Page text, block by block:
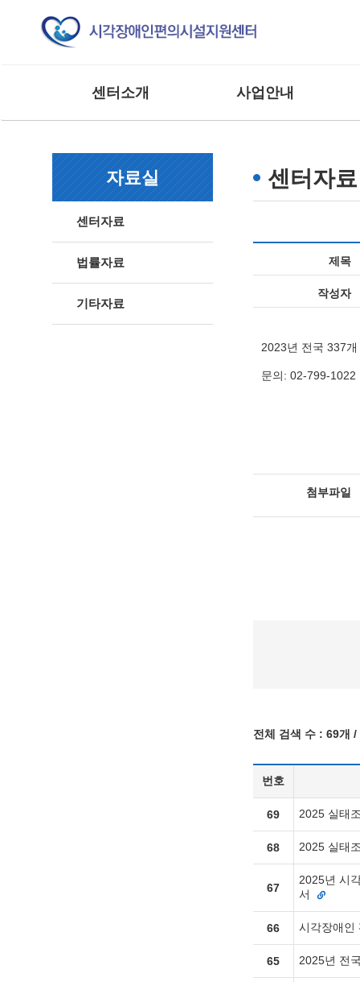
센터소개
조직도
연혁
사업 및 행사
사업안내
모니터링 사업
연구 및 제도개선사업
기타 외부 용역 사업
자료실
센터자료
법률자료
기타자료
센터자료
제목
작성자
2023년 전국 337
문의: 02-799-1022
첨부파일
전체 검색 수 : 69개 /
번호
69 2025 실태
68 2025 실태
67
2025년 시
서
66 시각장애인
65 2025년 전